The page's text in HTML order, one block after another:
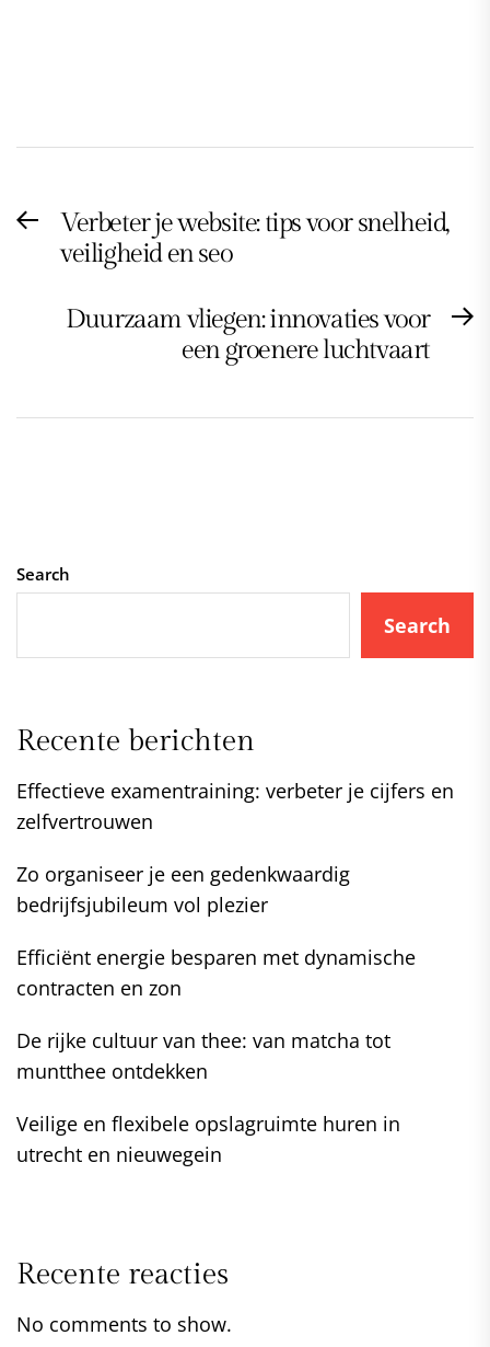
Post
navigation
Previous
post:
Verbeter je website: tips voor snelheid,
veiligheid en seo
Duurzaam vliegen: innovaties voor
een groenere luchtvaart
Search
Search
Recente berichten
Effectieve examentraining: verbeter je cijfers en
zelfvertrouwen
Zo organiseer je een gedenkwaardig
bedrijfsjubileum vol plezier
Efficiënt energie besparen met dynamische
contracten en zon
De rijke cultuur van thee: van matcha tot
muntthee ontdekken
Veilige en flexibele opslagruimte huren in
utrecht en nieuwegein
Recente reacties
No comments to show.